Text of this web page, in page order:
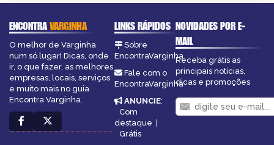
ENCONTRAVARGINHA
O melhor de Varginha
num só lugar! Dicas, onde
ir, o que fazer, as melhores
empresas, locais, serviços
e muito mais no guia
Encontra Varginha.
LINKS RÁPIDOS
Sobre
EncontraVarginha
Fale com o
EncontraVarginha
ANUNCIE:
Com
destaque
Grátis
NOVIDADES POR E-
MAIL
Receba grátis as
principais notícias,
dicas e promoções